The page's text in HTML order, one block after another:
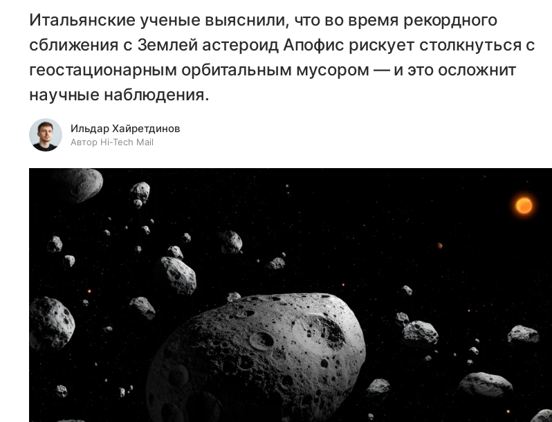
Итальянские ученые выяснили, что во время рекордного
сближения с Землей астероид Апофис рискует столкнуться с
геостационарным орбитальным мусором — и это осложнит
научные наблюдения.
Ильдар Хайретдинов
Автор Hi-Tech Mail